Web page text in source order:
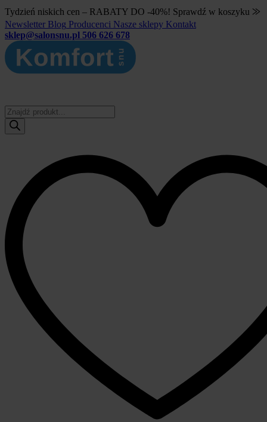
Tydzień niskich cen – RABATY DO -40%! Sprawdź w koszyku ⨠
Newsletter Blog Producenci Nasze sklepy Kontakt
sklep@salonsnu.pl 506 626 678
Wyszukiwarka
produktów